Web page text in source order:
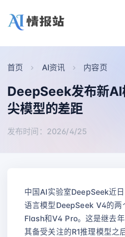
首页 AI资讯 内容页
DeepSeek发布新AI
尖模型的差距
发布时间：2026/4/25
中国AI实验室DeepSeek近
语言模型DeepSeek V4的
Flash和V4 Pro。这是继去
其备受关注的R1推理模型之